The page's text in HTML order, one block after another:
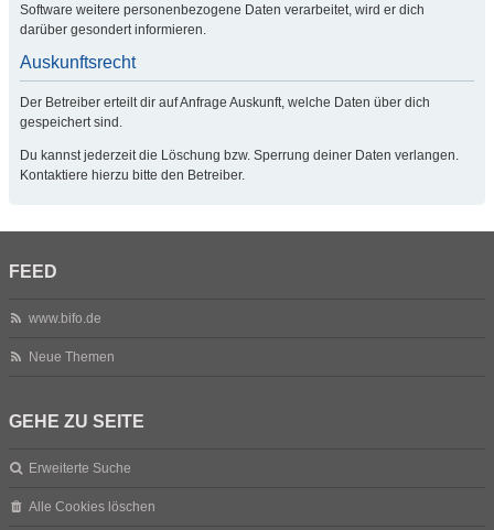
Software weitere personenbezogene Daten verarbeitet, wird er dich
darüber gesondert informieren.
Auskunftsrecht
Der Betreiber erteilt dir auf Anfrage Auskunft, welche Daten über dich
gespeichert sind.
Du kannst jederzeit die Löschung bzw. Sperrung deiner Daten verlangen.
Kontaktiere hierzu bitte den Betreiber.
FEED
www.bifo.de
Neue Themen
GEHE ZU SEITE
Erweiterte Suche
Alle Cookies löschen